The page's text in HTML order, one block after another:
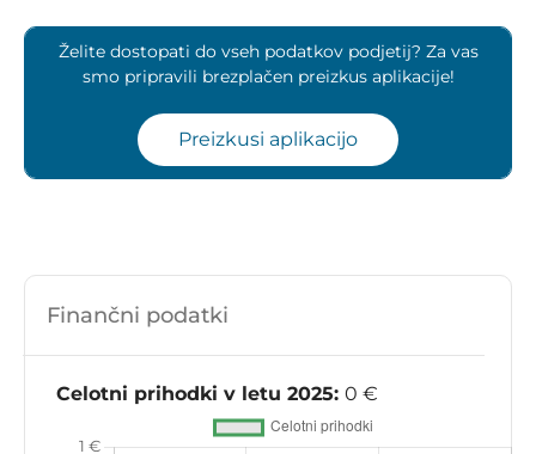
Želite dostopati do vseh podatkov podjetij? Za vas
smo pripravili brezplačen preizkus aplikacije!
Preizkusi aplikacijo
Finančni podatki
Celotni prihodki v letu 2025: 0 €